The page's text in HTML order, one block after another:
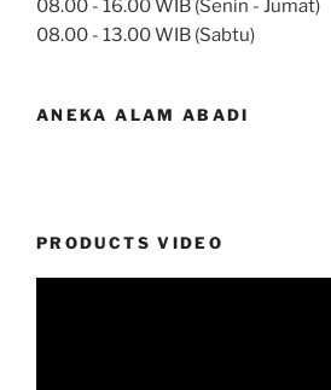
08.00 - 16.00 WIB (Senin - Jumat)
08.00 - 13.00 WIB (Sabtu)
ANEKA ALAM ABADI
PRODUCTS VIDEO